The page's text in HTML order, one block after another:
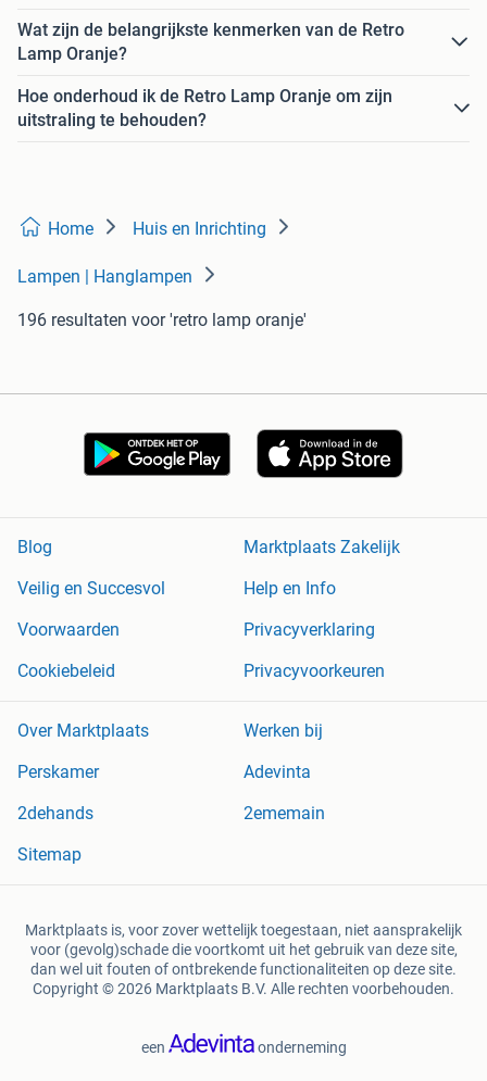
Wat zijn de belangrijkste kenmerken van de Retro
Lamp Oranje?
Hoe onderhoud ik de Retro Lamp Oranje om zijn
uitstraling te behouden?
Home Huis en Inrichting
Lampen | Hanglampen
196 resultaten voor 'retro lamp oranje'
Blog
Marktplaats Zakelijk
Veilig en Succesvol
Help en Info
Voorwaarden
Privacyverklaring
Cookiebeleid
Privacyvoorkeuren
Over Marktplaats
Werken bij
Perskamer
Adevinta
2dehands
2ememain
Sitemap
Marktplaats is, voor zover wettelijk toegestaan, niet aansprakelijk
voor (gevolg)schade die voortkomt uit het gebruik van deze site,
dan wel uit fouten of ontbrekende functionaliteiten op deze site.
Copyright © 2026 Marktplaats B.V. Alle rechten voorbehouden.
een onderneming